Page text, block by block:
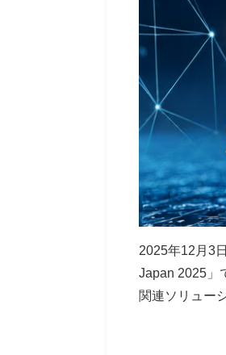
2025年12月3
Japan 2025」
関連ソリュー